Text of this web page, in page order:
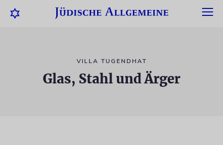
VILLA TUGENDHAT
Glas, Stahl und Ärger